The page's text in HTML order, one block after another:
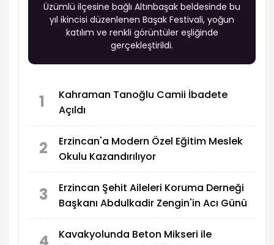
Üzümlü ilçesine bağlı Altınbaşak beldesinde bu
yıl ikincisi düzenlenen Başak Festivali, yoğun
katılım ve renkli görüntüler eşliğinde
gerçekleştirildi.
1
Kahraman Tanoğlu Camii İbadete
Açıldı
2
Erzincan'a Modern Özel Eğitim Meslek
Okulu Kazandırılıyor
3
Erzincan Şehit Aileleri Koruma Derneği
Başkanı Abdulkadir Zengin'in Acı Günü
Kavakyolunda Beton Mikseri ile